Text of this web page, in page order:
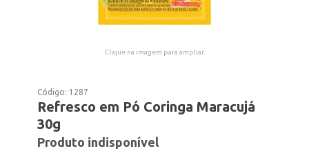
Clique na imagem para ampliar.
Código: 1287
Refresco em Pó Coringa Maracujá
30g
Produto indisponível